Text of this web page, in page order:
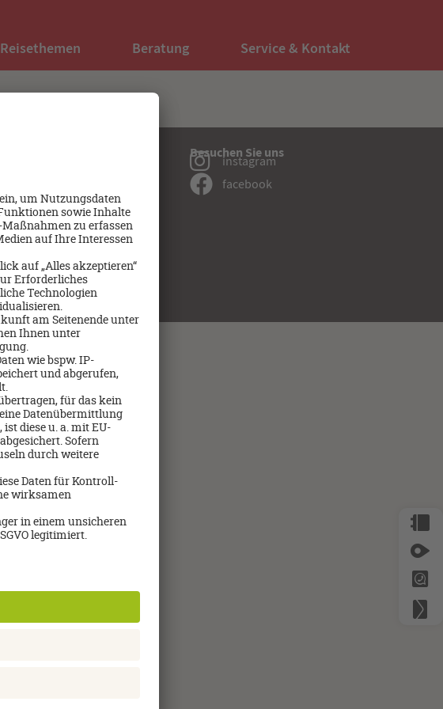
Reisethemen Beratung Service & Kontakt
DER BUSINESS
FOMED-Fortbildung Medizin
Unsere Inhalte:
Standards und Meldung
Barrierefreiheitserklärung
Besuchen Sie uns
instagram
facebook